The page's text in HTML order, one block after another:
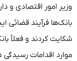
وزیر امور اقتصادی و
بانک‌ها فرآیند قضائی
شکایت کردند و فعلاً
موارد اقدامات رسیدگی